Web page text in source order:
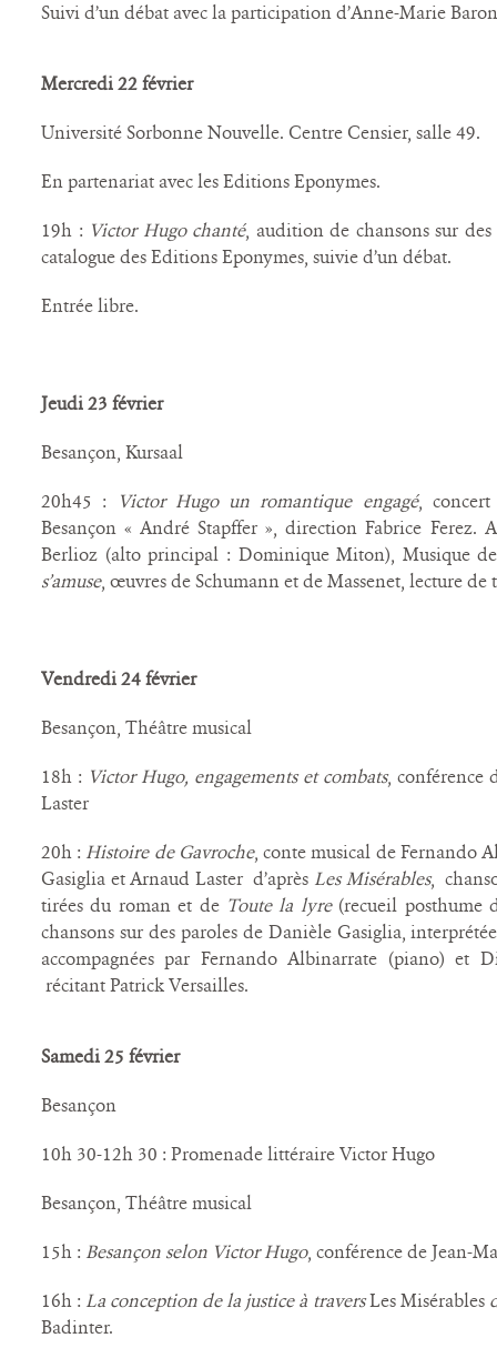
Suivi d’un débat avec la participation d’Anne-Marie
Mercredi 22 février
Université Sorbonne Nouvelle. Centre Censier, salle 49.
En partenariat avec les Editions Eponymes.
19h : Victor Hugo chanté, audition de chansons sur
catalogue des Editions Eponymes, suivie d’un débat.
Entrée libre.
Jeudi 23 février
Besançon, Kursaal
20h45 : Victor Hugo un romantique engagé, concert
Besançon « André Stapffer », direction Fabrice Ferez.
Berlioz (alto principal : Dominique Miton), Musique
s’amuse, œuvres de Schumann et de Massenet, lecture
Vendredi 24 février
Besançon, Théâtre musical
18h : Victor Hugo, engagements et combats, conférence
Laster
20h : Histoire de Gavroche, conte musical de Fernando
Gasiglia et Arnaud Laster d’après Les Misérables,
tirées du roman et de Toute la lyre(recueil posthume
chansons sur des paroles de Danièle Gasiglia,
accompagnées par Fernando Albinarrate (piano) et
récitant Patrick Versailles.
Samedi 25 février
Besançon
10h 30-12h 30 : Promenade littéraire Victor Hugo
Besançon, Théâtre musical
15h : Besançon selon Victor Hugo, conférence de Jean-
16h : La conception de la justice à traversLes Misérables
Badinter.